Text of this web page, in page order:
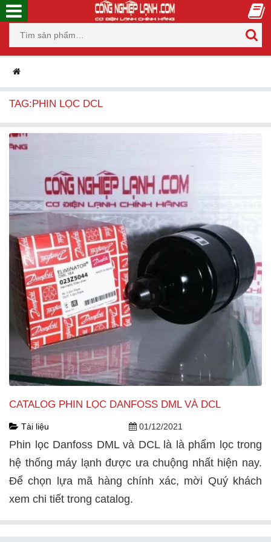
TAG:PHIN LỌC DCL
CATALOG PHIN LỌC DANFOSS DML VÀ DCL
Tài liệu 01/12/2021
Phin lọc Danfoss DML và DCL là là phẩm lọc trong
hệ thống máy lạnh được ưa chuộng nhất hiện nay.
Để chọn lựa mã hàng chính xác, mời Quý khách
xem chi tiết trong catalog.